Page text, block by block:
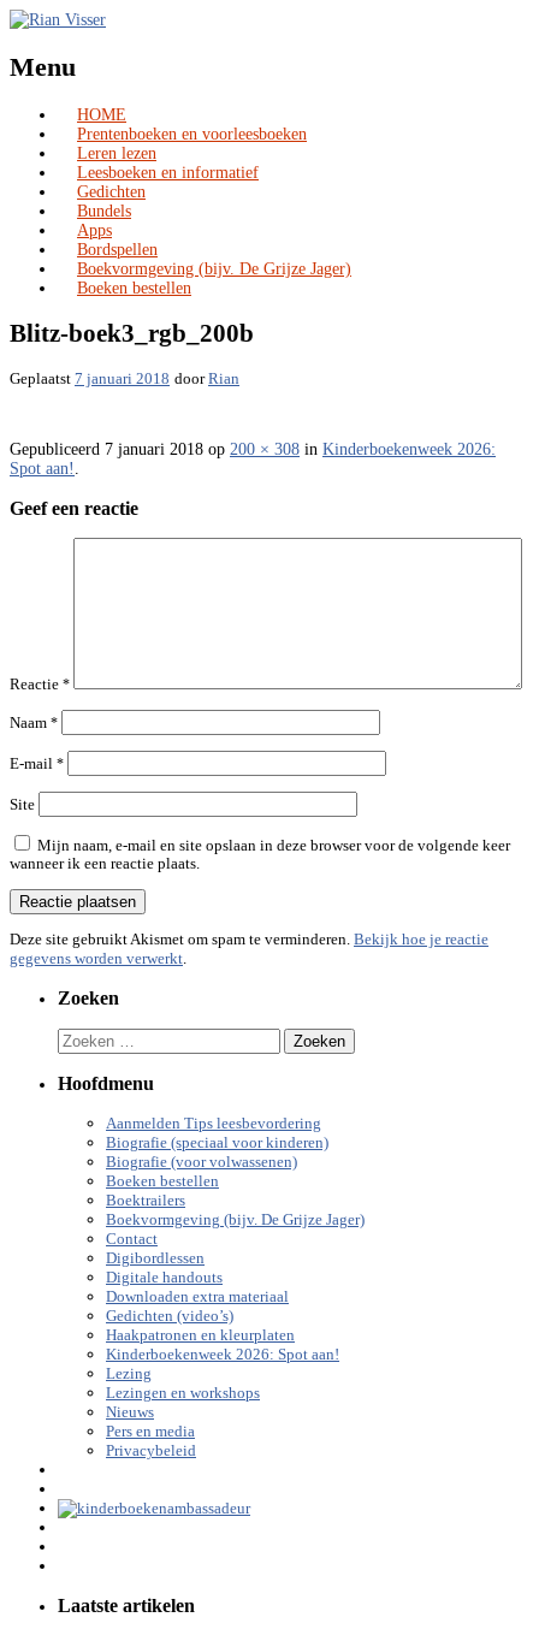
Menu
Skip
to
content
HOME
Prentenboeken en voorleesboeken
Leren lezen
Leesboeken en informatief
Gedichten
Bundels
Apps
Bordspellen
Boekvormgeving (bijv. De Grijze Jager)
Boeken bestellen
Blitz-boek3_rgb_200b
Geplaatst 7 januari 2018 doorRian
Gepubliceerd 7 januari 2018 op 200 × 308 in Kinderboekenweek 2026:
Spot aan!
Geef een reactie
Reactie *
Naam *
E-mail *
Site
Mijn naam, e-mail en site opslaan in deze browser voor de volgende keer
wanneer ik een reactie plaats.
Deze site gebruikt Akismet om spam te verminderen. Bekijk hoe je reactie
gegevens worden verwerkt.
Zoeken
Zoeken
naar:
Hoofdmenu
Aanmelden Tips leesbevordering
Biografie (speciaal voor kinderen)
Biografie (voor volwassenen)
Boeken bestellen
Boektrailers
Boekvormgeving (bijv. De Grijze Jager)
Contact
Digibordlessen
Digitale handouts
Downloaden extra materiaal
Gedichten (video’s)
Haakpatronen en kleurplaten
Kinderboekenweek 2026: Spot aan!
Lezing
Lezingen en workshops
Nieuws
Pers en media
Privacybeleid
Laatste artikelen